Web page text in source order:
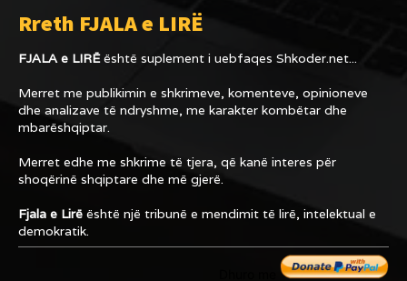
Rreth FJALA e LIRË
FJALA e LIRËështë suplement i uebfaqes Shkoder.net...
Merret me publikimin e shkrimeve, komenteve, opinioneve
dhe analizave të ndryshme, me karakter kombëtar dhe
mbarëshqiptar.
Merret edhe me shkrime të tjera, që kanë interes për
shoqërinë shqiptare dhe më gjerë.
Fjala e Lirë është një tribunë e mendimit të lirë, intelektual e
demokratik.